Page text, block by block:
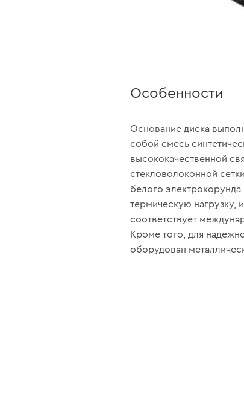
Особенности
Основание диска
собой смесь
высококачественной
стекловолоконной
белого электрокорунда
термическую нагрузку,
соответствует
Кроме того, для
оборудован